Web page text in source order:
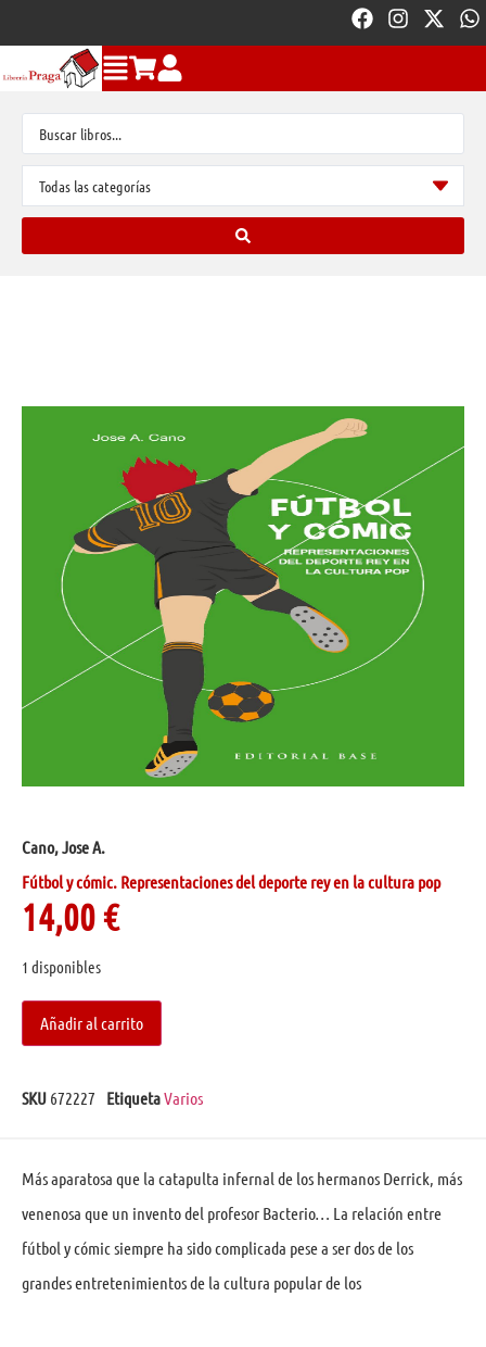
Cano, Jose A.
Fútbol y cómic. Representaciones del deporte rey en la cultura pop
14,00€
1 disponibles
Añadir al carrito
SKU 672227 EtiquetaVarios
Más aparatosa que la catapulta infernal de los hermanos Derrick, más
venenosa que un invento del profesor Bacterio… La relación entre
fútbol y cómic siempre ha sido complicada pese a ser dos de los
grandes entretenimientos de la cultura popular de los